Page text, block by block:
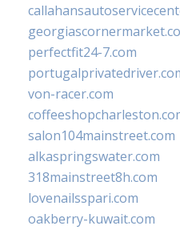
perfectfit24-7.com
von-racer.com
salon104mainstreet.com
alkaspringswater.com
318mainstreet8h.com
lovenailsspari.com
oakberry-kuwait.com